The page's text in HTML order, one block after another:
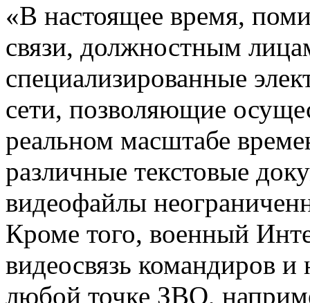
«В настоящее время,
связи, должностным
специализированные
сети, позволяющие
реальном масштабе
различные текстовые
видеофайлы
Кроме того, военный
видеосвязь командиров
любой точке ЗВО,